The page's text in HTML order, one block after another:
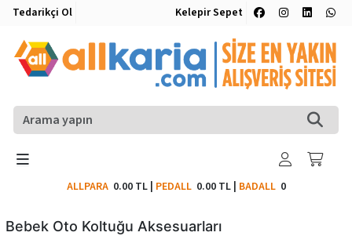
Tedarikçi Ol Kelepir Sepet
ALLPARA 0.00 TL| PEDALL 0.00 TL| BADALL0
Bebek Oto Koltuğu Aksesuarları